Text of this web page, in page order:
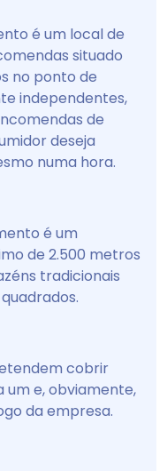
é um local de
situado
no ponto de
independentes,
de
deseja
numa hora.
é um
de 2.500 metros
tradicionais
cobrir
um e, obviamente,
da empresa.